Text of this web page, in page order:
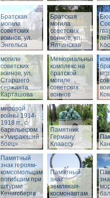
Братская
могила
советских
воинов, ул.
Энгельса
Братская
могила
советских
воинов, ул.
Ялтинская
Мемориальный
комплекс на
братской
могиле
советских
воинов, ул.
Старшего
сержанта
Карташова
Мемориальный
комплекс на
братской
могиле
советских
воинов
Памятник
воинам,
погибшим в
годы Первой
мировой
войны 1914-
1918 гг., с
барельефом
«Умирающий
боец»
Памятник
Герману
Клаассу
Памятный
знак героям-
комсомольцам,
погибшим при
штурме
Кенигсберга
Памятный
знак
землякам-
космонавтам